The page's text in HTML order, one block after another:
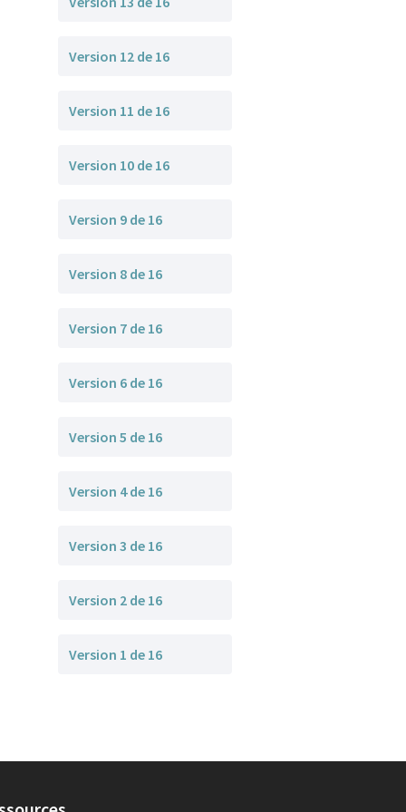
Version 12 de 16
Version 11 de 16
Version 10 de 16
Version 9 de 16
Version 8 de 16
Version 7 de 16
Version 6 de 16
Version 5 de 16
Version 4 de 16
Version 3 de 16
Version 2 de 16
Version 1 de 16